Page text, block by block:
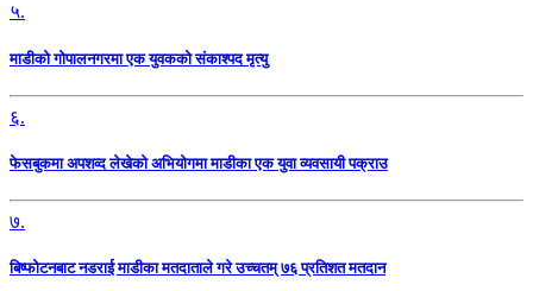
५.
माडीको गोपालनगरमा एक युवकको संकाश्पद मृत्यु
६.
फेसबुकमा अपशव्द लेखेको अभियोगमा माडीका एक युवा व्यवसायी पक्राउ
७.
बिष्फोटनबाट नडराई माडीका मतदाताले गरे उच्चतम् ७६ प्रतिशत मतदान